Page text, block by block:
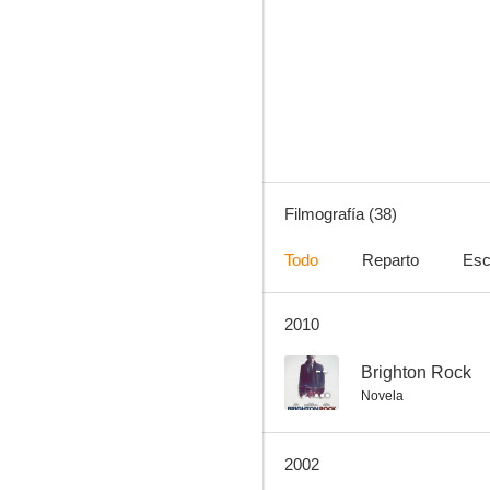
El ministerio del miedo
6.0
Filmografía (38)
Todo Reparto
2010
-- Brighton Rock
Novela
2002